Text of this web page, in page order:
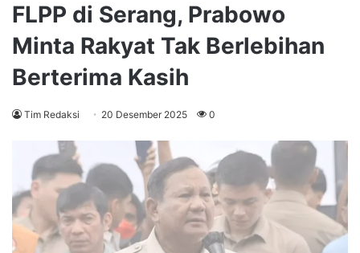
FLPP di Serang, Prabowo
Minta Rakyat Tak Berlebihan
Berterima Kasih
Tim Redaksi 20 Desember 2025 0